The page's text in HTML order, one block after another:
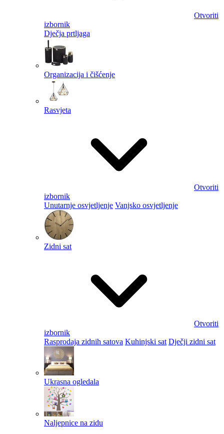
Otvoriti
izbornik
Dječja prtljaga
Organizacija i čišćenje
Rasvjeta
Otvoriti
izbornik
Unutarnje osvjetljenje Vanjsko osvjetljenje
Zidni sat
Otvoriti
izbornik
Rasprodaja zidnih satova Kuhinjski sat Dječji zidni sat
Ukrasna ogledala
Naljepnice na zidu